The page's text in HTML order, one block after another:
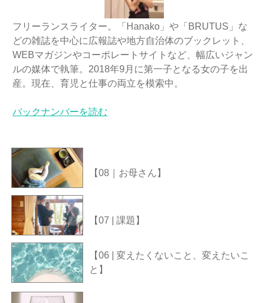
フリーランスライター。「Hanako」や「BRUTUS」な
どの雑誌を中心に広報誌や地方自治体のブックレット、
WEBマガジンやコーポレートサイトなど、幅広いジャン
ルの媒体で執筆。2018年9月に第一子となる女の子を出
産。現在、育児と仕事の両立を模索中。
バックナンバーを読む
【08｜お母さん】
【07 | 課題】
【06 | 変えたくないこと、変えたいこ
と】